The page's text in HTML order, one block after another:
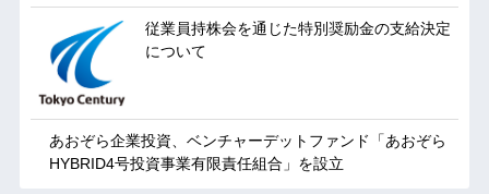
従業員持株会を通じた特別奨励金の支給決定
について
あおぞら企業投資、ベンチャーデットファンド「あおぞら
HYBRID4号投資事業有限責任組合」を設立